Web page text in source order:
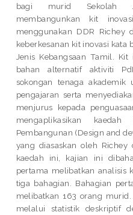
bagi murid Sekolah
membangunkan kit
menggunakan DDR Richey
keberkesanan kit inovasi
Jenis Kebangsaan Tamil.
bahan alternatif aktiviti
sokongan tenaga
pengajaran serta
menjurus kepada
mengaplikasikan
Pembangunan (Design and
yang diasaskan oleh Richey
kaedah ini, kajian ini
pertama melibatkan analisis
tiga bahagian. Bahagian
melibatkan 163 orang
melalui statistik deskriptif